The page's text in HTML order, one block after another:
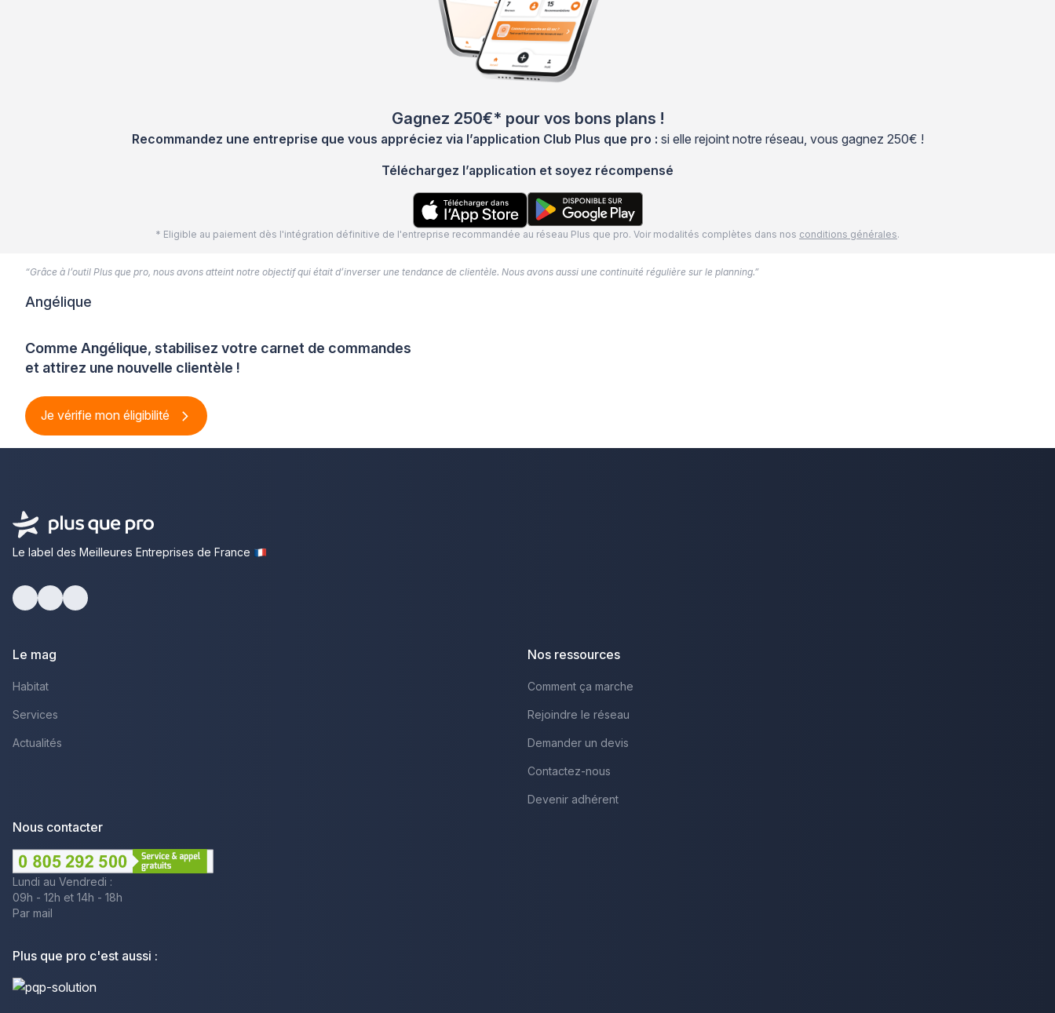
Gagnez 250€* pour vos bons plans !
Recommandez une entreprise que vous appréciez via l’application Club Plus que pro : si elle rejoint notre réseau, vous gagnez 250€ !
Téléchargez l’application et soyez récompensé
* Eligible au paiement dès l'intégration définitive de l'entreprise recommandée au réseau Plus que pro. Voir modalités complètes dans nos conditions générales.
Comme Angélique, stabilisez votre carnet de commandes
et attirez une nouvelle clientèle !
Je vérifie mon éligibilité
“Grâce à l’outil Plus que pro, nous avons atteint notre objectif qui était d’inverser une tendance de clientèle. Nous avons aussi une continuité régulière sur le planning.”
Angélique
Le label des Meilleures Entreprises de France
Le mag
Habitat
Services
Actualités
Nos ressources
Comment ça marche
Rejoindre le réseau
Demander un devis
Contactez-nous
Devenir adhérent
Nous contacter
Lundi au Vendredi :
09h - 12h et 14h - 18h
Par mail
Plus que pro c'est aussi :